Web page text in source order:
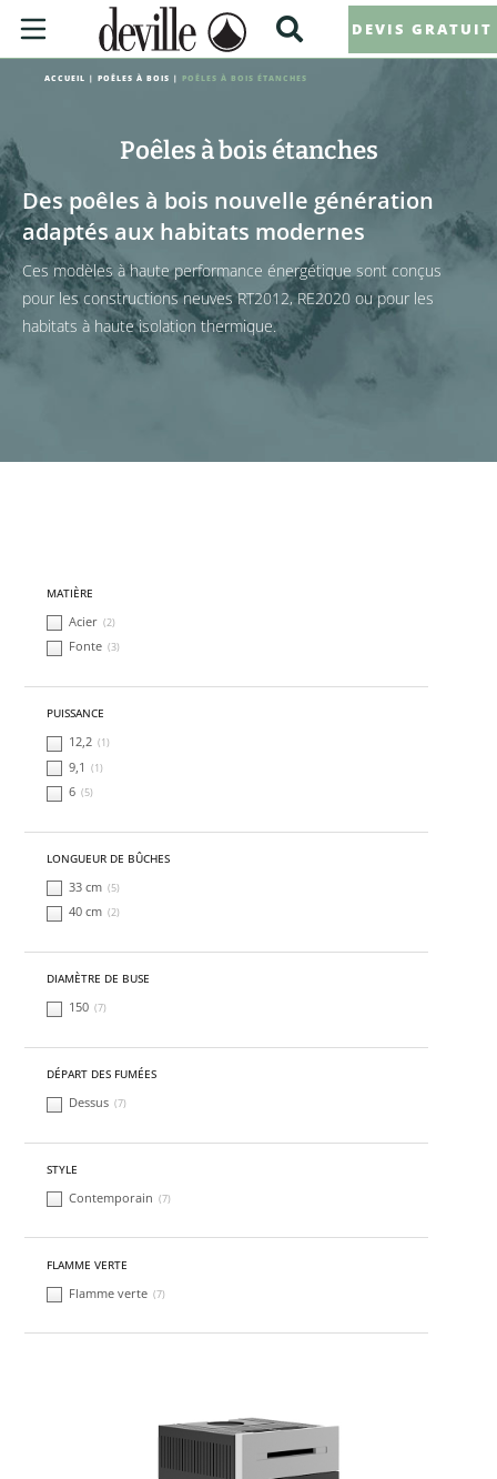
DEVIS GRATUIT
ACCUEIL | POÊLES À BOIS | POÊLES À BOIS ÉTANCHES
Poêles à bois étanches
Des poêles à bois nouvelle génération
adaptés aux habitats modernes
Ces modèles à haute performance énergétique sont conçus
pour les constructions neuves RT2012, RE2020 ou pour les
habitats à haute isolation thermique.
MATIÈRE
Acier (2)
Fonte (3)
PUISSANCE
12,2 (1)
9,1 (1)
6 (5)
LONGUEUR DE BÛCHES
33 cm (5)
40 cm (2)
DIAMÈTRE DE BUSE
150 (7)
DÉPART DES FUMÉES
Dessus (7)
STYLE
Contemporain (7)
FLAMME VERTE
Flamme verte (7)